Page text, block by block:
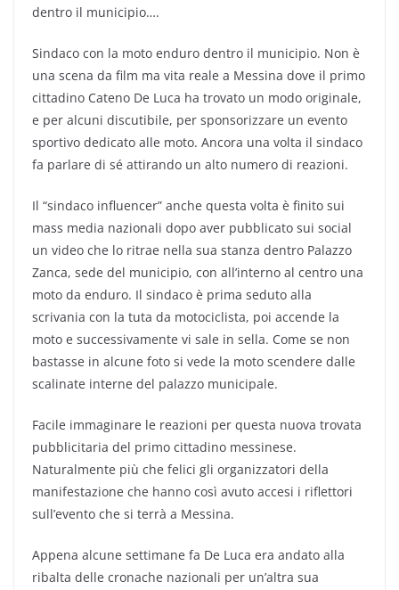
dentro il municipio….
Sindaco con la moto enduro dentro il municipio. Non è
una scena da film ma vita reale a Messina dove il primo
cittadino Cateno De Luca ha trovato un modo originale,
e per alcuni discutibile, per sponsorizzare un evento
sportivo dedicato alle moto. Ancora una volta il sindaco
fa parlare di sé attirando un alto numero di reazioni.
Il “sindaco influencer” anche questa volta è finito sui
mass media nazionali dopo aver pubblicato sui social
un video che lo ritrae nella sua stanza dentro Palazzo
Zanca, sede del municipio, con all’interno al centro una
moto da enduro. Il sindaco è prima seduto alla
scrivania con la tuta da motociclista, poi accende la
moto e successivamente vi sale in sella. Come se non
bastasse in alcune foto si vede la moto scendere dalle
scalinate interne del palazzo municipale.
Facile immaginare le reazioni per questa nuova trovata
pubblicitaria del primo cittadino messinese.
Naturalmente più che felici gli organizzatori della
manifestazione che hanno così avuto accesi i riflettori
sull’evento che si terrà a Messina.
Appena alcune settimane fa De Luca era andato alla
ribalta delle cronache nazionali per un’altra sua